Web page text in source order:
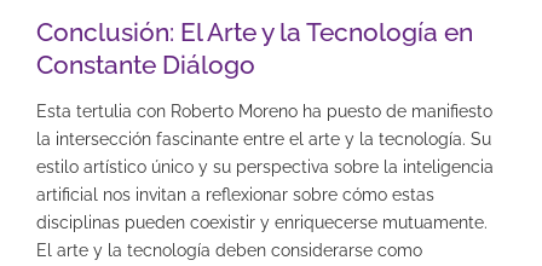
Conclusión: El Arte y la Tecnología en
Constante Diálogo
Esta tertulia con Roberto Moreno ha puesto de manifiesto
la intersección fascinante entre el arte y la tecnología. Su
estilo artístico único y su perspectiva sobre la inteligencia
artificial nos invitan a reflexionar sobre cómo estas
disciplinas pueden coexistir y enriquecerse mutuamente.
El arte y la tecnología deben considerarse como